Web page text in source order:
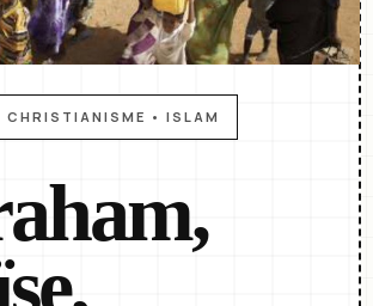
CHRISTIANISME • ISLAM